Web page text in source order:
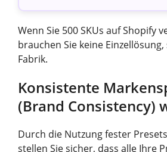
Wenn Sie 500 SKUs auf Shopify
brauchen Sie keine
Fabrik.
Konsistente
(Brand Consistency)
Durch die Nutzung fester
stellen Sie sicher, dass alle Ihre